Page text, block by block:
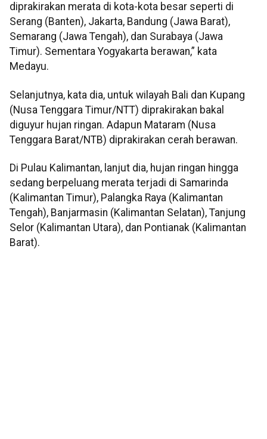
diprakirakan merata di kota-kota besar seperti di
Serang (Banten), Jakarta, Bandung (Jawa Barat),
Semarang (Jawa Tengah), dan Surabaya (Jawa
Timur). Sementara Yogyakarta berawan,” kata
Medayu.
Selanjutnya, kata dia, untuk wilayah Bali dan Kupang
(Nusa Tenggara Timur/NTT) diprakirakan bakal
diguyur hujan ringan. Adapun Mataram (Nusa
Tenggara Barat/NTB) diprakirakan cerah berawan.
Di Pulau Kalimantan, lanjut dia, hujan ringan hingga
sedang berpeluang merata terjadi di Samarinda
(Kalimantan Timur), Palangka Raya (Kalimantan
Tengah), Banjarmasin (Kalimantan Selatan), Tanjung
Selor (Kalimantan Utara), dan Pontianak (Kalimantan
Barat).